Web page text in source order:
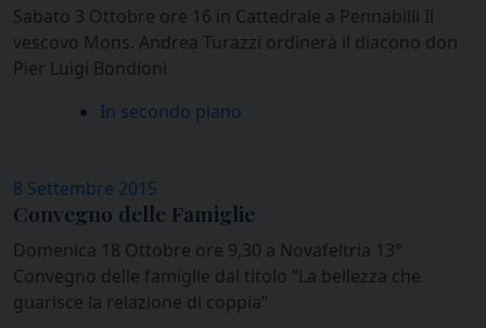
Sabato 3 Ottobre ore 16 in Cattedrale a Pennabilli Il
vescovo Mons. Andrea Turazzi ordinerà il diacono don
Pier Luigi Bondioni
In secondo piano
8 Settembre 2015
Convegno delle Famiglie
Domenica 18 Ottobre ore 9,30 a Novafeltria 13°
Convegno delle famiglie dal titolo “La bellezza che
guarisce la relazione di coppia”